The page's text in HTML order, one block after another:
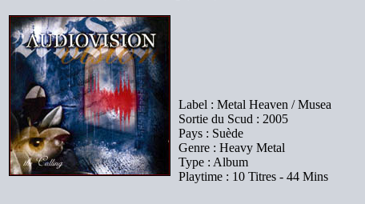
Label : Metal Heaven / Musea
Sortie du Scud : 2005
Pays : Suède
Genre : Heavy Metal
Type : Album
Playtime : 10 Titres - 44 Mins